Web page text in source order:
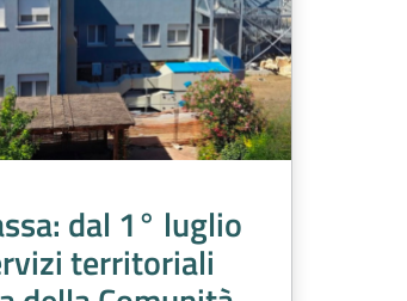
di Libera Scelta (PLS)
Percorso Nascita
Salute Mentale
Turismo
Urologia
dal 1° luglio
territoriali